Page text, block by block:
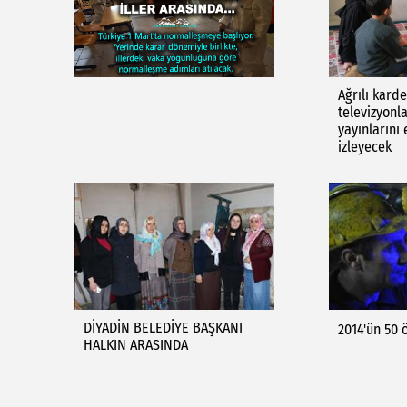
Ağrılı
izleyecek
DİYADİN BELEDİYE BAŞKANI
HALKIN ARASINDA
2014'ün 50